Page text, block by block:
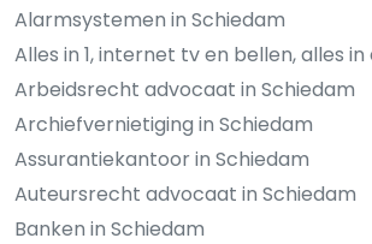
Alarmsystemen in Schiedam
Alles in 1, internet tv en bellen, alles
Arbeidsrecht advocaat in Schiedam
Archiefvernietiging in Schiedam
Assurantiekantoor in Schiedam
Auteursrecht advocaat in Schiedam
Banken in Schiedam